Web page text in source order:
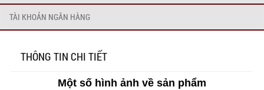
TÀI KHOẢN NGÂN HÀNG
THÔNG TIN CHI TIẾT
Một số hình ảnh về sản phẩm